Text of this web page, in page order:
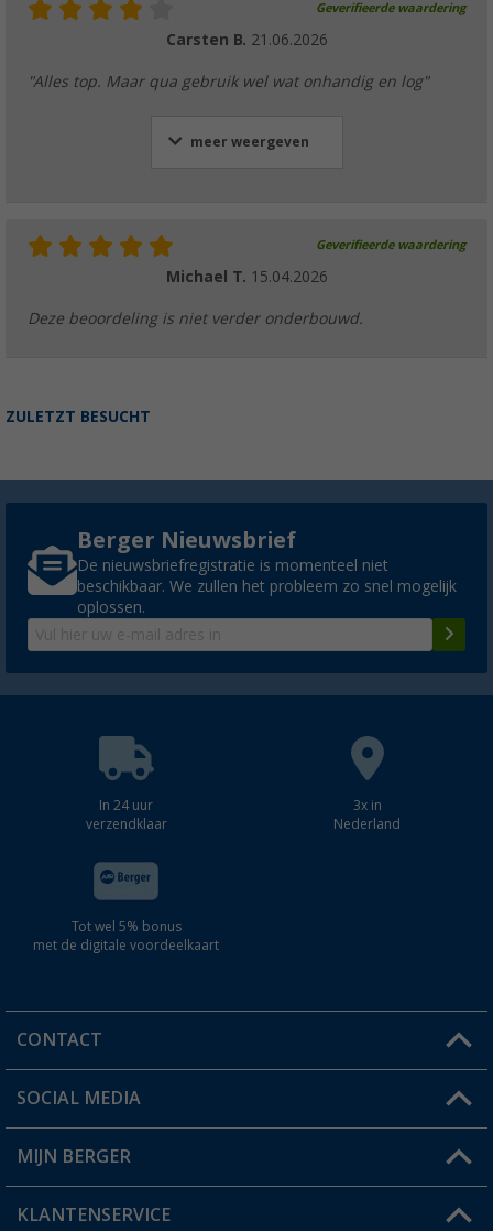
Geverifieerde waardering
Carsten B. 21.06.2026
"Alles top. Maar qua gebruik wel wat onhandig en log"
meer weergeven
Geverifieerde waardering
Michael T. 15.04.2026
Deze beoordeling is niet verder onderbouwd.
ZULETZT BESUCHT
Berger Nieuwsbrief
De nieuwsbriefregistratie is momenteel niet
beschikbaar. We zullen het probleem zo snel mogelijk
oplossen.
In 24 uur
verzendklaar
3x in
Nederland
Tot wel 5% bonus
met de digitale voordeelkaart
CONTACT
Een vraag?
Winkel vinden
SOCIAL MEDIA
MIJN BERGER
Mijn account
KLANTENSERVICE